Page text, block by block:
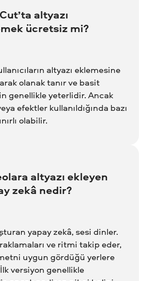
altyazı
ücretsiz mi?
altyazı eklemesine
olanak tanır ve basit
genellikle yeterlidir. Ancak
efektler kullanıldığında bazı
olabilir.
altyazı ekleyen
zekâ nedir?
yapay zekâ, sesi dinler.
ve ritmi takip eder,
uygun gördüğü yerlere
versiyon genellikle